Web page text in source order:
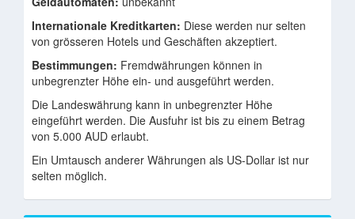
Internationale Kreditkarten: Diese werden nur selten
von grösseren Hotels und Geschäften akzeptiert.
Bestimmungen: Fremdwährungen können in
unbegrenzter Höhe ein- und ausgeführt werden.
Die Landeswährung kann in unbegrenzter Höhe
eingeführt werden. Die Ausfuhr ist bis zu einem Betrag
von 5.000 AUD erlaubt.
Ein Umtausch anderer Währungen als US-Dollar ist nur
selten möglich.